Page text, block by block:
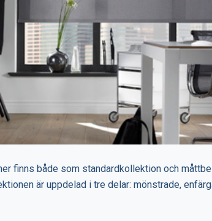
finns både som standardkollektion och
är uppdelad i tre delar: mönstrade,